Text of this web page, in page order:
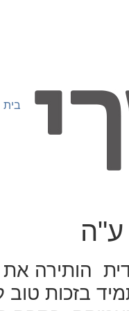
בית
ע"ה
הותירה את
בזכות